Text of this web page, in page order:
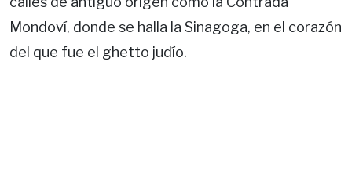
Mondoví, donde se halla la Sinagoga, en el corazón
del que fue el ghetto judío.